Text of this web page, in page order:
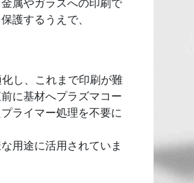
護するうえで、
し、これまで印刷が難
に基材へプラズマコー
ライマー処理を不要に
用途に活用されていま